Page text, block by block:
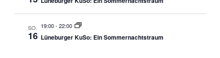
SO.
16
19:00- 22:00
Lüneburger KuSo: Ein Sommernachtstraum